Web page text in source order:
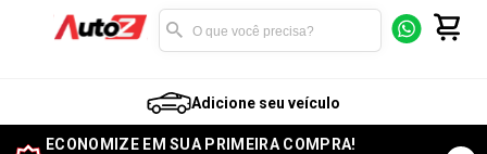
Adicione seu veículo
ECONOMIZE EM SUA PRIMEIRA COMPRA!